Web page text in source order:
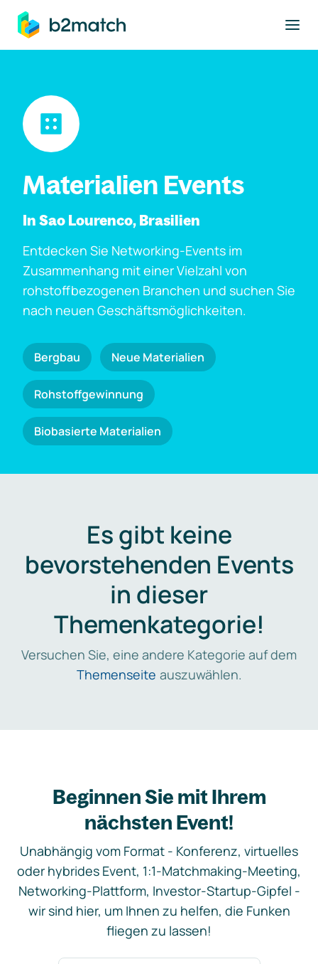
springen
Materialien Events
In Sao Lourenco, Brasilien
Entdecken Sie Networking-Events im
Zusammenhang mit einer Vielzahl von
rohstoffbezogenen Branchen und suchen Sie
nach neuen Geschäftsmöglichkeiten.
Bergbau Neue Materialien
Rohstoffgewinnung
Biobasierte Materialien
Es gibt keine
bevorstehenden Events
in dieser
Themenkategorie!
Versuchen Sie, eine andere Kategorie auf dem
Themenseite auszuwählen.
Beginnen Sie mit Ihrem
nächsten Event!
Unabhängig vom Format - Konferenz, virtuelles
oder hybrides Event, 1:1-Matchmaking-Meeting,
Networking-Plattform, Investor-Startup-Gipfel -
wir sind hier, um Ihnen zu helfen, die Funken
fliegen zu lassen!